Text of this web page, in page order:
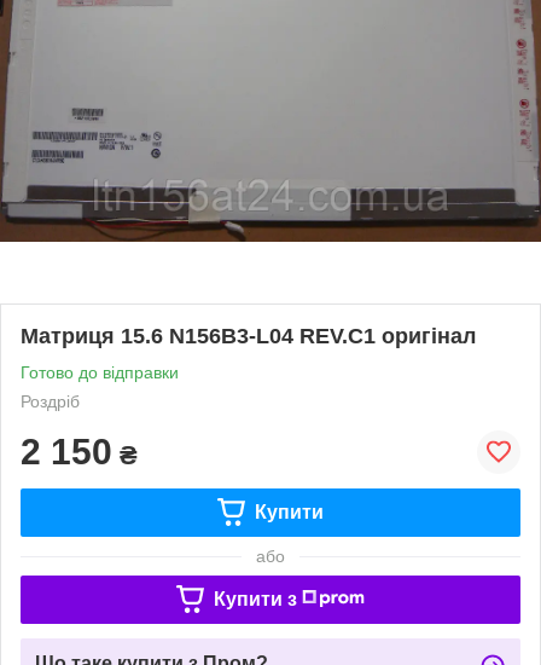
Матриця 15.6 N156B3-L04 REV.C1 оригінал
Готово до відправки
Роздріб
2 150 ₴
Купити
або
Купити з